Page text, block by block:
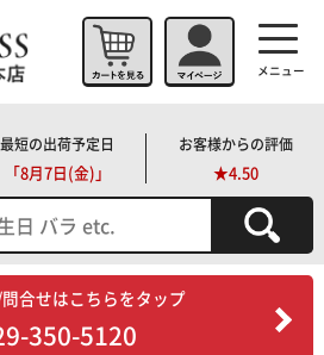
メニュー
最短の出荷予定日
「8月7日(金)」
お客様からの評価
★4.50
合せはこちらをタップ
350-5120